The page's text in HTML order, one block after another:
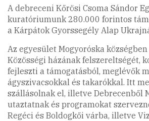
A debreceni Kőrösi Csoma Sándor
kuratóriumunk 280.000 forintos
a Kárpátok Gyorssegély Alap
Az egyesület Mogyoróska
Közösségi házának felszereltségét,
fejleszti a támogatásból, meglévők
ágyszivacsokkal és takarókkal. Itt
szállásolnak el, illetve Debrecenből
utaztatnak és programokat
Regéci és Boldogkői várba, illetve